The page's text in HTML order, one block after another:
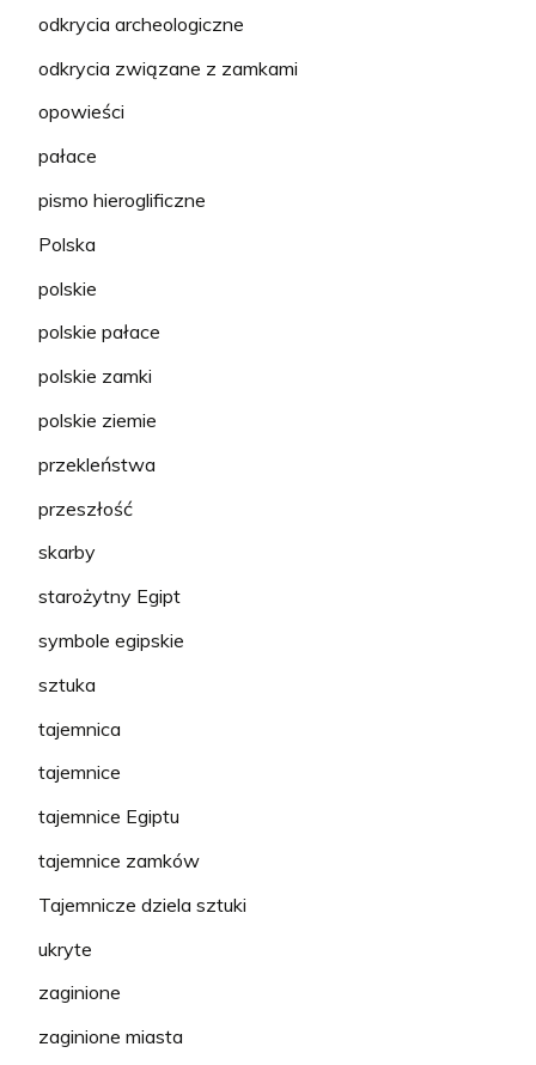
odkrycia archeologiczne
odkrycia związane z zamkami
opowieści
pałace
pismo hieroglificzne
Polska
polskie
polskie pałace
polskie zamki
polskie ziemie
przekleństwa
przeszłość
skarby
starożytny Egipt
symbole egipskie
sztuka
tajemnica
tajemnice
tajemnice Egiptu
tajemnice zamków
Tajemnicze dziela sztuki
ukryte
zaginione
zaginione miasta